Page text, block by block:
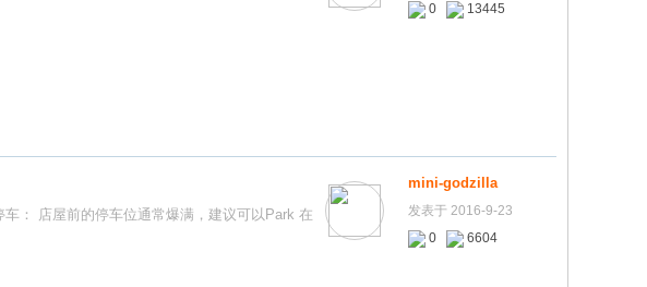
0
13445
： 店屋前的停车位通常爆满，建议可以Park 在
mini-godzilla
发表于 2016-9-23
0
6604